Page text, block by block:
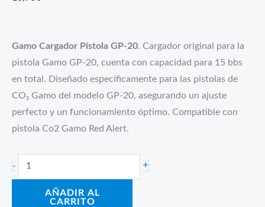
Gamo Cargador Pistola GP-20. Cargador original para la
pistola Gamo GP-20, cuenta con capacidad para 15 bbs
en total. Diseñado específicamente para las pistolas de
CO₂ Gamo del modelo GP-20, asegurando un ajuste
perfecto y un funcionamiento óptimo. Compatible con
pistola Co2 Gamo Red Alert.
-
Gamo
Cargador
Pistola
+
AÑADIR AL
CARRITO